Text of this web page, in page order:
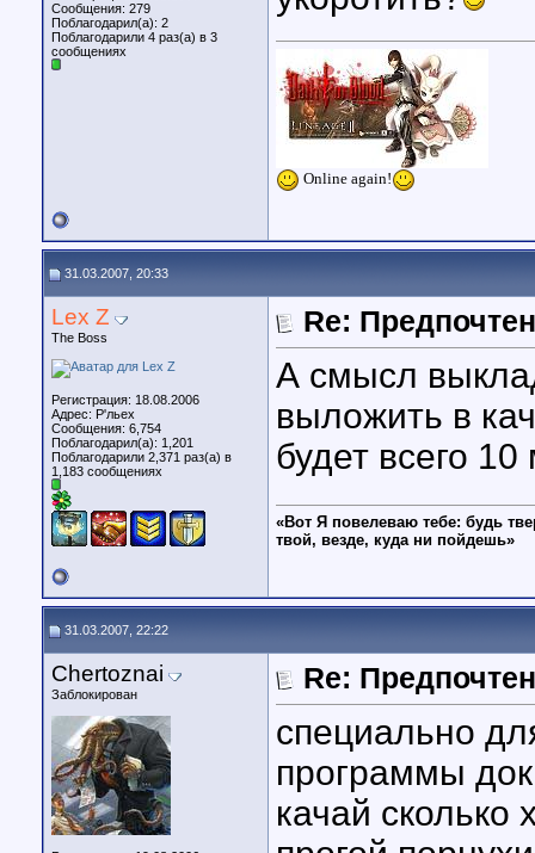
Сообщения: 279
Поблагодарил(а): 2
Поблагодарили 4 раз(а) в 3
сообщениях
Online again!
31.03.2007, 20:33
Lex Z
The Boss
Регистрация: 18.08.2006
Адрес: Р'льех
Сообщения: 6,754
Поблагодарил(а): 1,201
Поблагодарили 2,371 раз(а) в
1,183 сообщениях
Re:
А смысл
выложить в
будет всего
«Вот Я повелеваю тебе: будь
твой, везде, куда ни пойдешь»
31.03.2007, 22:22
Chertoznai
Заблокирован Re:
специально
программы
качай сколько